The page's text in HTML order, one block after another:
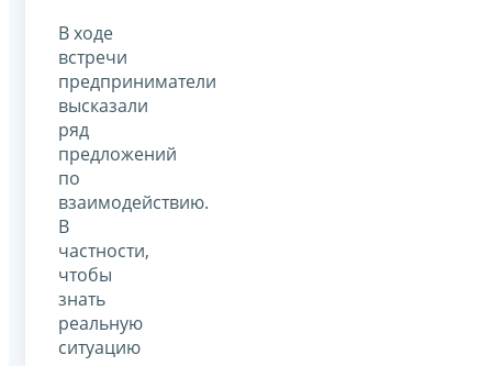
В ходе
встречи
предприниматели
высказали
ряд
предложений
по
взаимодействию.
В
частности,
чтобы
знать
реальную
ситуацию